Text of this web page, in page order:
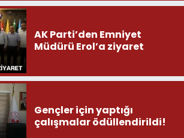
AK Parti’den Emniyet
Müdürü Erol’a ziyaret
Gençler için yaptığı
çalışmalar ödüllendirildi!